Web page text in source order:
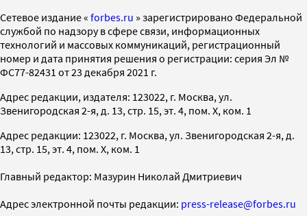
Cетевое издание « forbes.ru » зарегистрировано Федеральной
службой по надзору в сфере связи, информационных
технологий и массовых коммуникаций, регистрационный
номер и дата принятия решения о регистрации: серия Эл №
ФС77-82431 от 23 декабря 2021 г.
Адрес редакции, издателя: 123022, г. Москва, ул.
Звенигородская 2-я, д. 13, стр. 15, эт. 4, пом. X, ком. 1
Адрес редакции: 123022, г. Москва, ул. Звенигородская 2-я, д.
13, стр. 15, эт. 4, пом. X, ком. 1
Главный редактор: Мазурин Николай Дмитриевич
Адрес электронной почты редакции: press-release@forbes.ru